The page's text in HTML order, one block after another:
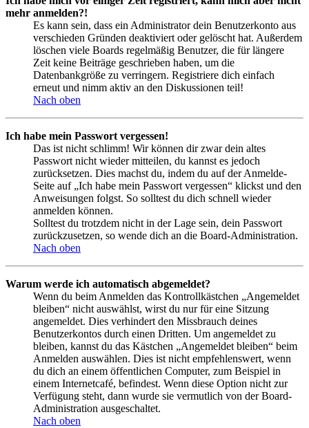
mehr anmelden?!
Es kann sein, dass ein Administrator dein Benutzerkonto aus
verschieden Gründen deaktiviert oder gelöscht hat. Außerdem
löschen viele Boards regelmäßig Benutzer, die für längere
Zeit keine Beiträge geschrieben haben, um die
Datenbankgröße zu verringern. Registriere dich einfach
erneut und nimm aktiv an den Diskussionen teil!
Nach oben
Ich habe mein Passwort vergessen!
Das ist nicht schlimm! Wir können dir zwar dein altes
Passwort nicht wieder mitteilen, du kannst es jedoch
zurücksetzen. Dies machst du, indem du auf der Anmelde-
Seite auf „Ich habe mein Passwort vergessen“ klickst und den
Anweisungen folgst. So solltest du dich schnell wieder
anmelden können.
Solltest du trotzdem nicht in der Lage sein, dein Passwort
zurückzusetzen, so wende dich an die Board-Administration.
Nach oben
Warum werde ich automatisch abgemeldet?
Wenn du beim Anmelden das Kontrollkästchen „Angemeldet
bleiben“ nicht auswählst, wirst du nur für eine Sitzung
angemeldet. Dies verhindert den Missbrauch deines
Benutzerkontos durch einen Dritten. Um angemeldet zu
bleiben, kannst du das Kästchen „Angemeldet bleiben“ beim
Anmelden auswählen. Dies ist nicht empfehlenswert, wenn
du dich an einem öffentlichen Computer, zum Beispiel in
einem Internetcafé, befindest. Wenn diese Option nicht zur
Verfügung steht, dann wurde sie vermutlich von der Board-
Administration ausgeschaltet.
Nach oben